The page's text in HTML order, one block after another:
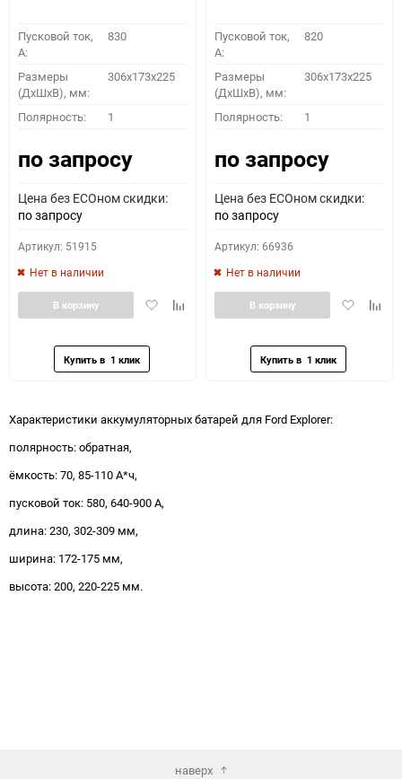
Пусковой ток,
A:
830
Размеры
(ДхШхВ), мм:
306x173x225
Полярность: 1
по запросу
Цена без ECOном скидки:
по запросу
Артикул: 51915
Нет в наличии
ДобавитьДобавить
В корзину
Пусковой ток,
A:
820
Размеры
(ДхШхВ), мм:
306x173x225
Полярность: 1
по запросу
Цена без ECOном скидки:
по запросу
Артикул: 66936
Нет в наличии
Добавить
В корзину
Характеристики аккумуляторных батарей для Ford Explorer:
полярность: обратная,
ёмкость: 70, 85-110 А*ч,
пусковой ток: 580, 640-900 А,
длина: 230, 302-309 мм,
ширина: 172-175 мм,
высота: 200, 220-225 мм.
наверх